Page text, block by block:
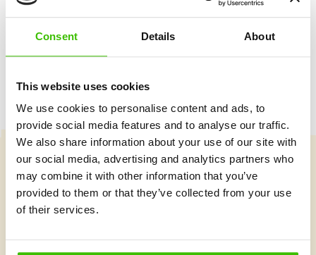
Consent Details About
This website uses cookies
We use cookies to personalise content and ads, to
provide social media features and to analyse our traffic.
We also share information about your use of our site with
our social media, advertising and analytics partners who
may combine it with other information that you’ve
provided to them or that they’ve collected from your use
of their services.
Vybrat kurz
Co je v Gymnathlonu nového